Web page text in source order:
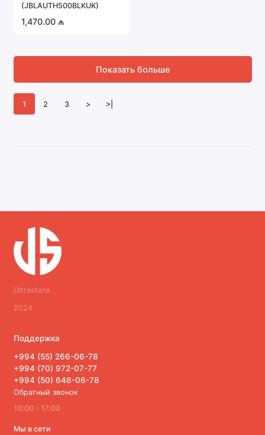
(JBLAUTH500BLKUK)
1,470.00 ₼
1 2 3 > >|
Показать больше
Ultrastore
2024
Поддержка
+994 (55) 266-06-78
+994 (70) 972-07-77
+994 (50) 646-06-78
Обратный звонок
10:00 - 17:00
Мы в сети